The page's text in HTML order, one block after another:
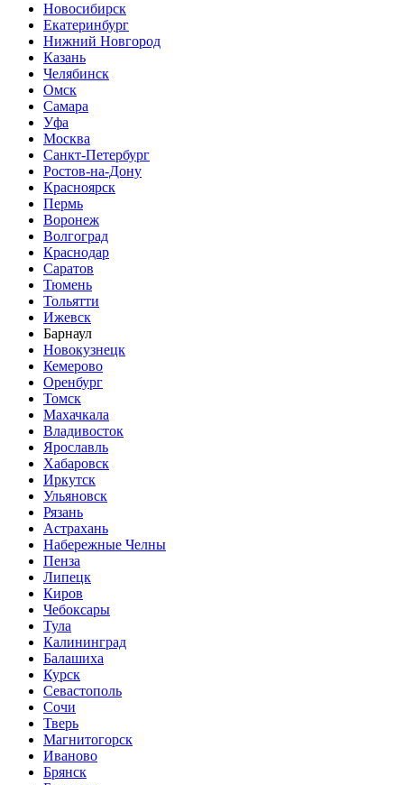
Новосибирск
Екатеринбург
Нижний Новгород
Казань
Челябинск
Омск
Самара
Уфа
Москва
Санкт-Петербург
Ростов-на-Дону
Красноярск
Пермь
Воронеж
Волгоград
Краснодар
Саратов
Тюмень
Тольятти
Ижевск
Барнаул
Новокузнецк
Кемерово
Оренбург
Томск
Махачкала
Владивосток
Ярославль
Хабаровск
Иркутск
Ульяновск
Рязань
Астрахань
Набережные Челны
Пенза
Липецк
Киров
Чебоксары
Тула
Калининград
Балашиха
Курск
Севастополь
Сочи
Тверь
Магнитогорск
Иваново
Брянск